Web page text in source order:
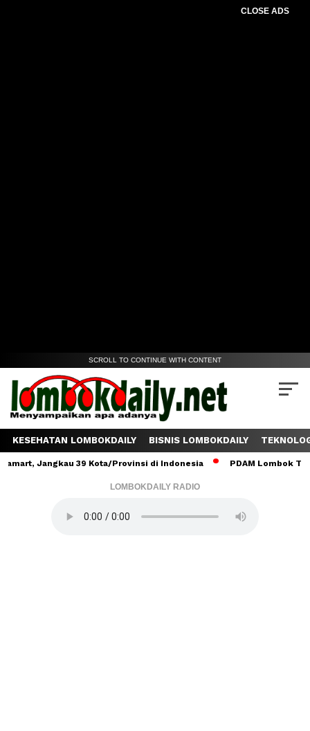
CLOSE ADS
SCROLL TO CONTINUE WITH CONTENT
KESEHATAN LOMBOKDAILY BISNIS LOMBOKDAILY
Jangkau 39 Kota/Provinsi di Indonesia PDAM Lombok Tengah
LOMBOKDAILY RADIO